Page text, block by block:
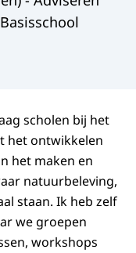
scholen bij het
het ontwikkelen
het maken en
natuurbeleving,
staan. Ik heb zelf
we groepen
workshops